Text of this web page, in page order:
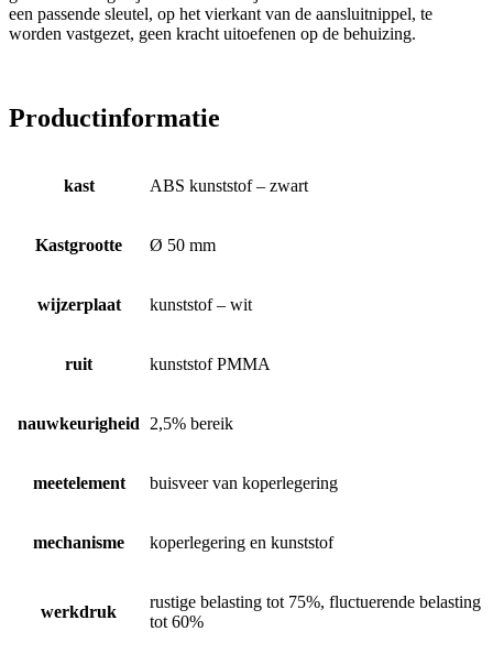
een passende sleutel, op het vierkant van de aansluitnippel, te
worden vastgezet, geen kracht uitoefenen op de behuizing.
Productinformatie
kast ABS kunststof – zwart
Kastgrootte Ø 50 mm
wijzerplaat kunststof – wit
ruit kunststof PMMA
nauwkeurigheid 2,5% bereik
meetelement buisveer van koperlegering
mechanisme koperlegering en kunststof
werkdruk
rustige belasting tot 75%, fluctuerende belasting
tot 60%